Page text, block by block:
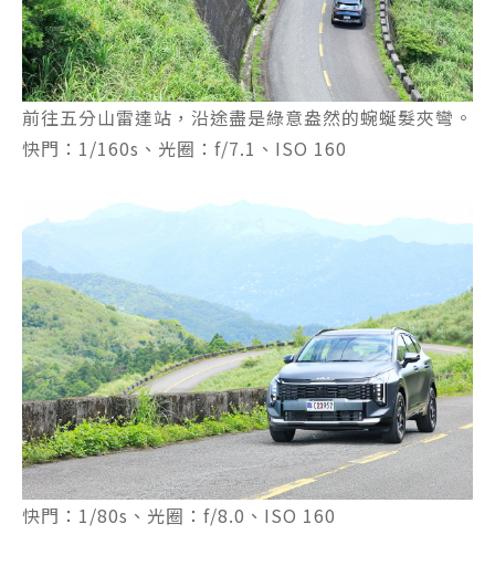
前往五分山雷達站，沿途盡是綠意盎然的蜿蜒髮夾彎。
快門：1/160s、光圈：f/7.1、ISO 160
快門：1/80s、光圈：f/8.0、ISO 160